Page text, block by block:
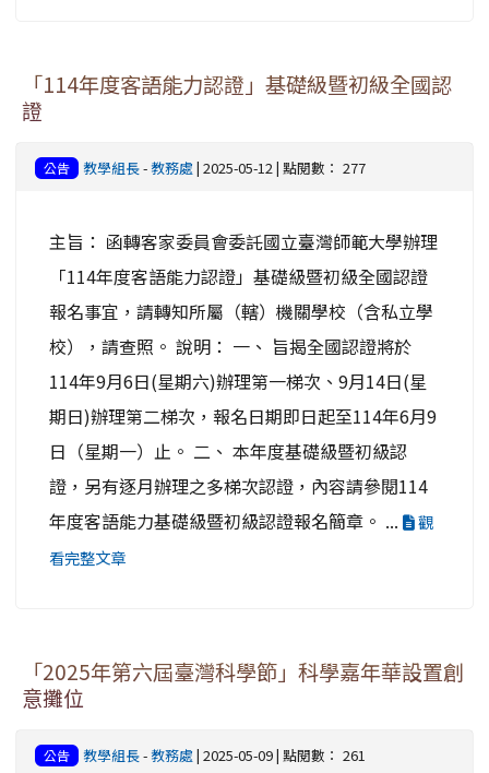
「114年度客語能力認證」基礎級暨初級全國認
證
公告 教學組長-教務處 | 2025-05-12 | 點閱數： 277
主旨： 函轉客家委員會委託國立臺灣師範大學辦理
「114年度客語能力認證」基礎級暨初級全國認證
報名事宜，請轉知所屬（轄）機關學校（含私立學
校），請查照。 說明： 一、 旨揭全國認證將於
114年9月6日(星期六)辦理第一梯次、9月14日(星
期日)辦理第二梯次，報名日期即日起至114年6月9
日（星期一）止。 二、 本年度基礎級暨初級認
證，另有逐月辦理之多梯次認證，內容請參閱114
年度客語能力基礎級暨初級認證報名簡章。 ...
觀
看完整文章
「2025年第六屆臺灣科學節」科學嘉年華設置創
意攤位
公告 教學組長-教務處 | 2025-05-09 | 點閱數： 261